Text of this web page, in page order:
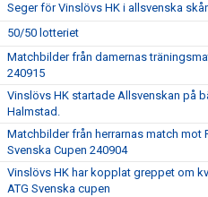
Seger för Vinslövs HK i allsvenska
50/50 lotteriet
Matchbilder från damernas
240915
Vinslövs HK startade Allsvenskan på
Halmstad.
Matchbilder från herrarnas match mot
Svenska Cupen 240904
Vinslövs HK har kopplat greppet om
ATG Svenska cupen